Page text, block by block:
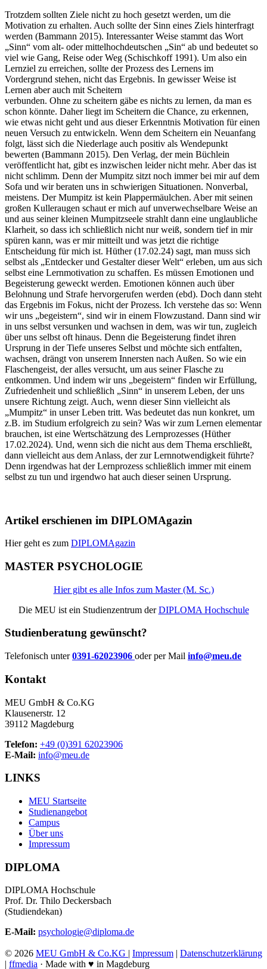
Trotzdem sollten Ziele nicht zu hoch gesetzt werden, um die
Motivation zu erhalten. Auch sollte der Sinn eines Ziels hinterfragt
werden (Bammann 2015). Interessanter Weise stammt das Wort
„Sinn“ vom alt- oder mittelhochdeutschen „Sin“ ab und bedeutet so
viel wie Gang, Reise oder Weg (Schischkoff 1991). Um also ein
Lernziel zu erreichen, sollte der Prozess des Lernens im
Vordergrund stehen, nicht das Ergebnis. In gewisser Weise ist
Lernen aber auch mit Scheitern
verbunden. Ohne zu scheitern gäbe es nichts zu lernen, da man es
schon könnte. Daher liegt im Scheitern die Chance, zu erkennen,
wie etwas nicht geht und aus dieser Erkenntnis Motivation für einen
neuen Versuch zu entwickeln. Wenn dem Scheitern ein Neuanfang
folgt, lässt sich die Niederlage auch positiv als Wendepunkt
bewerten (Bammann 2015). Den Verlag, der mein Büchlein
veröffentlicht hat, gibt es inzwischen leider nicht mehr. Aber das ist
nicht schlimm. Denn der Mumpitz sitzt noch immer bei mir auf dem
Sofa und wir beraten uns in schwierigen Situationen. Nonverbal,
meistens. Der Mumpitz ist kein Plappermäulchen. Aber mit seinen
großen Kulleraugen schaut er mich auf unverwechselbare Weise an
und aus seiner kleinen Mumpitzseele strahlt dann eine unglaubliche
Klarheit, so dass ich schließlich nicht nur weiß, sondern tief in mir
spüren kann, was er mir mitteilt und was jetzt die richtige
Entscheidung für mich ist. Hüther (17.02.24) sagt, man muss sich
selbst als „Entdecker und Gestalter dieser Welt“ erleben, um aus sich
selbst eine Lernmotivation zu schaffen. Es müssen Emotionen und
Begeisterung geweckt werden. Emotionen können auch über
Belohnung und Strafe hervorgerufen werden (ebd). Doch dann steht
das Ergebnis im Fokus, nicht der Prozess. Ich verstehe das so: Wenn
wir uns „begeistern“, sind wir in einem Flowzustand. Dann sind wir
in uns selbst versunken und wachsen in dem, was wir tun, zugleich
über uns selbst oft hinaus. Denn die Begeisterung findet ihren
Ursprung in der Tiefe unseres Selbst und möchte sich entfalten,
wachsen, drängt von unserem Innersten nach Außen. So wie ein
Flaschengeist, der alles versucht, um aus seiner Flasche zu
entkommen. Und indem wir uns „begeistern“ finden wir Erfüllung,
Zufriedenheit und schließlich „Sinn“ in unserem Leben, der uns
unsere Richtung zeigt. Auch, wenn dieser Sinn vielleicht als
„Mumpitz“ in unser Leben tritt. Was bedeutet das nun konkret, um
z.B. im Studium erfolgreich zu sein? Was wir zum Lernen elementar
brauchen, ist eine Wertschätzung des Lernprozesses (Hüther
17.02.2024). Und, wenn sich die nicht aus dem Thema erschließt,
dann vielleicht aus dem Anlass, der zur Lernnotwendigkeit führte?
Denn irgendwas hat der Lernprozess schließlich immer mit einem
selbst zu tun und irgendwo hat auch dieser seinen Ursprung.
Artikel erschienen im DIPLOMAgazin
Hier geht es zum DIPLOMAgazin
MASTER PSYCHOLOGIE
Hier gibt es alle Infos zum Master (M. Sc.)
Die MEU ist ein Studienzentrum derDIPLOMA Hochschule
Studienberatung gewünscht?
Telefonisch unter0391-62023906 oder per Mail info@meu.de
Kontakt
MEU GmbH & Co.KG
Klausenerstr. 12
39112 Magdeburg
Telefon: +49 (0)391 62023906
E-Mail: info@meu.de
LINKS
MEU Startseite
Studienangebot
Campus
Über uns
Impressum
DIPLOMA
DIPLOMA Hochschule
Prof. Dr. Thilo Deckersbach
(Studiendekan)
E-Mail: psychologie@diploma.de
© 2026 MEU GmbH & Co.KG | Impressum | Datenschutzerklärung
| ffmedia · Made with ♥ in Magdeburg